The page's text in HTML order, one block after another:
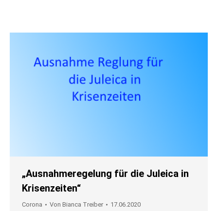
„Ausnahmeregelung für die Juleica in
Krisenzeiten“
Corona Von Bianca Treiber 17.06.2020